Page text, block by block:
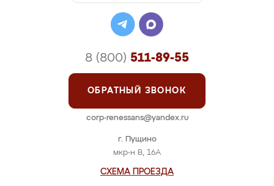
г. Пущино
мкр-н В, 16А
СХЕМА ПРОЕЗДА
8 (800) 511-89-55
ОБРАТНЫЙ ЗВОНОК
corp-renessans@yandex.ru